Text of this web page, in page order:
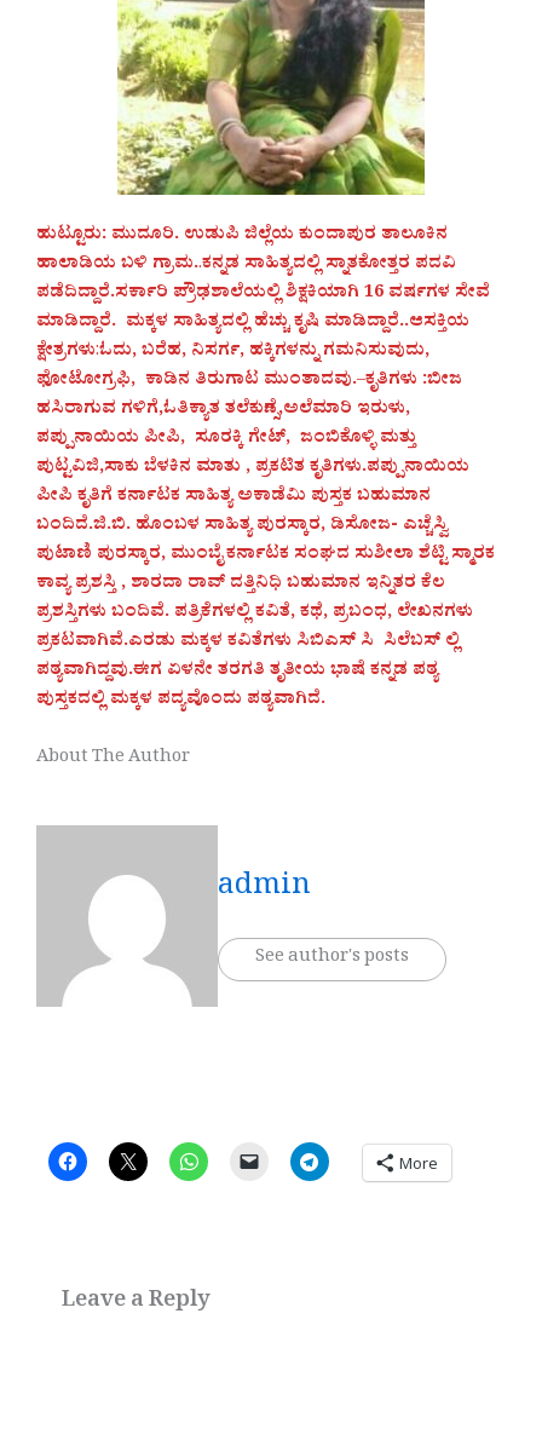
ಹುಟ್ಟೂರು: ಮುದೂರಿ. ಉಡುಪಿ ಜಿಲ್ಲೆಯ ಕುಂದಾಪುರ ತಾಲೂಕಿನ
ಹಾಲಾಡಿಯ ಬಳಿ ಗ್ರಾಮ..ಕನ್ನಡ ಸಾಹಿತ್ಯದಲ್ಲಿ ಸ್ನಾತಕೋತ್ತರ ಪದವಿ
ಪಡೆದಿದ್ದಾರೆ.ಸರ್ಕಾರಿ ಪ್ರೌಢಶಾಲೆಯಲ್ಲಿ ಶಿಕ್ಷಕಿಯಾಗಿ 16 ವರ್ಷಗಳ ಸೇವೆ
ಮಾಡಿದ್ದಾರೆ. ಮಕ್ಕಳ ಸಾಹಿತ್ಯದಲ್ಲಿ ಹೆಚ್ಚು ಕೃಷಿ ಮಾಡಿದ್ದಾರೆ..ಆಸಕ್ತಿಯ
ಕ್ಷೇತ್ರಗಳು:ಓದು, ಬರೆಹ, ನಿಸರ್ಗ, ಹಕ್ಕಿಗಳನ್ನು ಗಮನಿಸುವುದು,
ಫೋಟೋಗ್ರಫಿ, ಕಾಡಿನ ತಿರುಗಾಟ ಮುಂತಾದವು.–ಕೃತಿಗಳು :ಬೀಜ
ಹಸಿರಾಗುವ ಗಳಿಗೆ,ಓತಿಕ್ಯಾತ ತಲೆಕುಣ್ಸೆ,ಅಲೆಮಾರಿ ಇರುಳು,
ಪಪ್ಪುನಾಯಿಯ ಪೀಪಿ, ಸೂರಕ್ಕಿ ಗೇಟ್, ಜಂಬಿಕೊಳ್ಳಿ ಮತ್ತು
ಪುಟ್ಟವಿಜಿ,ಸಾಕು ಬೆಳಕಿನ ಮಾತು , ಪ್ರಕಟಿತ ಕೃತಿಗಳು.ಪಪ್ಪುನಾಯಿಯ
ಪೀಪಿ ಕೃತಿಗೆ ಕರ್ನಾಟಕ ಸಾಹಿತ್ಯ ಅಕಾಡೆಮಿ ಪುಸ್ತಕ ಬಹುಮಾನ
ಬಂದಿದೆ.ಜಿ.ಬಿ. ಹೊಂಬಳ ಸಾಹಿತ್ಯ ಪುರಸ್ಕಾರ, ಡಿಸೋಜ- ಎಚ್ಚೆಸ್ವಿ
ಪುಟಾಣಿ ಪುರಸ್ಕಾರ, ಮುಂಬೈ ಕರ್ನಾಟಕ ಸಂಘದ ಸುಶೀಲಾ ಶೆಟ್ಟಿ ಸ್ಮಾರಕ
ಕಾವ್ಯ ಪ್ರಶಸ್ತಿ , ಶಾರದಾ ರಾವ್ ದತ್ತಿನಿಧಿ ಬಹುಮಾನ ಇನ್ನಿತರ ಕೆಲ
ಪ್ರಶಸ್ತಿಗಳು ಬಂದಿವೆ. ಪತ್ರಿಕೆಗಳಲ್ಲಿ ಕವಿತೆ, ಕಥೆ, ಪ್ರಬಂಧ, ಲೇಖನಗಳು
ಪ್ರಕಟವಾಗಿವೆ.ಎರಡು ಮಕ್ಕಳ ಕವಿತೆಗಳು ಸಿಬಿಎಸ್ ಸಿ ಸಿಲೆಬಸ್ ಲ್ಲಿ
ಪಠ್ಯವಾಗಿದ್ದವು.ಈಗ ಏಳನೇ ತರಗತಿ ತೃತೀಯ ಭಾಷೆ ಕನ್ನಡ ಪಠ್ಯ
ಪುಸ್ತಕದಲ್ಲಿ ಮಕ್ಕಳ ಪದ್ಯವೊಂದು ಪಠ್ಯವಾಗಿದೆ.
About The Author
admin
See author's posts
More
Leave a Reply